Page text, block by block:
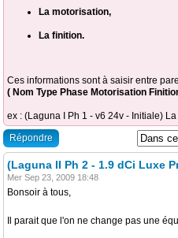
La motorisation,
La finition.
Ces informations sont à saisir entre
( Nom Type Phase Motorisation
ex : (Laguna I Ph 1 - v6 24v - Initiale)
Répondre
(Laguna II Ph 2 - 1.9 dCi Luxe
Mer Sep 23, 2009 18:48
Bonsoir à tous,
Il parait que l'on ne change pas une